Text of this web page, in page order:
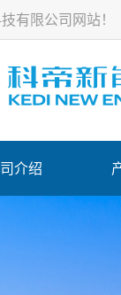
有限公司网站！
介绍